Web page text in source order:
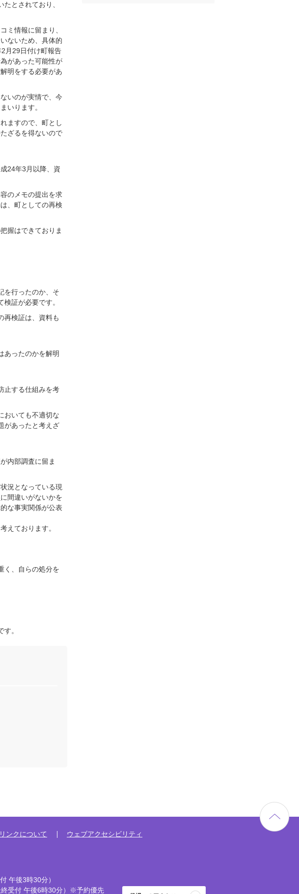
とされており、
ミ情報に留まり、
ないため、具体的
月29日付け町報告
があった可能性が
明をする必要があ
いのが実情で、今
いります。
ますので、町とし
ざるを得ないので
24年3月以降、資
のメモの提出を求
、町としての再検
握はできておりま
を行ったのか、そ
証が必要です。
再検証は、資料も
あったのかを解明
止する仕組みを考
おいても不適切な
があったと考えざ
内部調査に留ま
況となっている現
間違いがないかを
な事実関係が公表
えております。
く、自らの処分を
。
リンクについて ウェブアクセシビリティ
午後3時30分）
終受付 午後6時30分）※予約優先